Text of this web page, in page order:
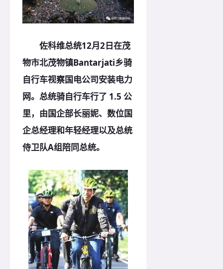
佐科维总统12月2日在茂
物市北茂物镇Bantarjati乡骑
自行车视察国电公司安装电力
网。总统骑自行车行了 1.5 公
里，由国企部长丽妮、数位国
企总经理和年轻经理以及总统
侍卫队A组陪同总统。